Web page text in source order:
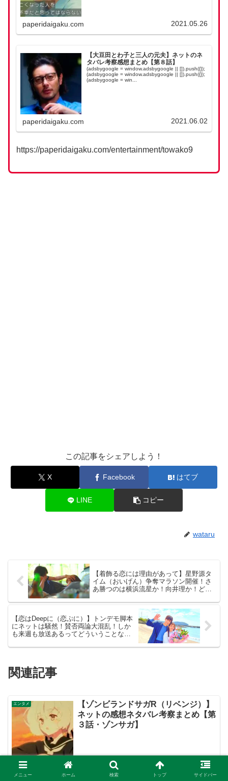
paperidaigaku.com 2021.05.26
【大豆田とわ子と三人の元夫】ネットのネ
タバレ考察感想まとめ【第８話】
(adsbygoogle = window.adsbygoogle || []).push({});
(adsbygoogle = window.adsbygoogle || []).push({});
(adsbygoogle = win...
paperidaigaku.com 2021.06.02
https://paperidaigaku.com/entertainment/towako9
この記事をシェアしよう！
X Facebook はてブ
LINE コピー
wataru
【着飾る恋には理由があって】星野源タ
イム（おいげん）争奪マラソン開催！さ
あ勝つのは横浜流星か！向井理か！どっ
とめ・第８話】
【恋はDeepに（恋ぷに）】トンデモ脚本
にネットは騒然！賛否両論大混乱！しか
も来週も放送あるってどういうことなの
逃すな！【ネットのネタバレ考察感想ま
関連記事
エンタメ
【ゾンビランドサガR（リベンジ）】
ネットの感想ネタバレ考察まとめ【第
３話・ゾンサガ】
エンタメ 北条宗真の言葉「頼んだで…みく
メニュー ホーム 検索 トップ サイドバー